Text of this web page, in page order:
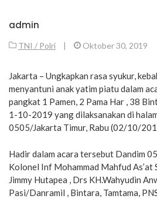
admin
TNI / Polri | Oktober 30, 2019
Jakarta – Ungkapkan rasa syukur,
menyantuni anak yatim piatu dalam
pangkat 1 Pamen, 2 Pama Har , 38
1-10-2019 yang dilaksanakan di
0505/Jakarta Timur, Rabu (02/10/
Hadir dalam acara tersebut Dandim
Kolonel Inf Mohammad Mahfud As’at
Jimmy Hutapea , Drs KH.Wahyudin
Pasi/Danramil , Bintara, Tamtama,